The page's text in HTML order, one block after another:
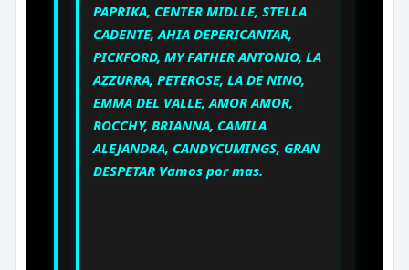
PAPRIKA, CENTER MIDLLE, STELLA
CADENTE, AHIA DEPERICANTAR,
PICKFORD, MY FATHER ANTONIO, LA
AZZURRA, PETEROSE, LA DE NINO,
EMMA DEL VALLE, AMOR AMOR,
ROCCHY, BRIANNA, CAMILA
ALEJANDRA, CANDYCUMINGS, GRAN
DESPETAR Vamos por mas.